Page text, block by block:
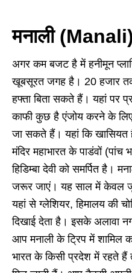
मनाली (Manali)
अगर कम बजट है में हनीमून
खूबसूरत जगह है। 20 हजार
हफ्ता बिता सकते हैं। यहां पर
काफी कुछ है एंजोय करने के
जा सकते हैं। यहां कि
मंदिर महाभारत के पाडंवों (पांच
हिडिम्बा देवी को समर्पित है।
जरूर जाएं। यह साल में केवल
यहां से ग्लेशियर, हिमालय की
दिखाई देता है। इसके अलावा
आप मनाली के ट्रिप में
भारत के किसी प्रदेश में रहते हैं